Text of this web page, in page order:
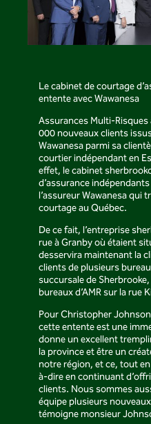
Le cabinet de courtage
entente avec Wawanesa
Assurances Multi-Risques
000 nouveaux clients
Wawanesa parmi sa
courtier indépendant en
effet, le cabinet
d’assurance
l’assureur Wawanesa qui
courtage au Québec.
De ce fait, l’entreprise
rue à Granby où étaient
desservira maintenant la
clients de plusieurs
succursale de
bureaux d’AMR sur la rue
Pour Christopher
cette entente est une
donne un excellent
la province et être un
notre région, et ce, tout
à-dire en continuant
clients. Nous sommes
équipe plusieurs
témoigne monsieur